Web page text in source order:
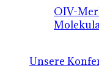
OIV-
Unsere